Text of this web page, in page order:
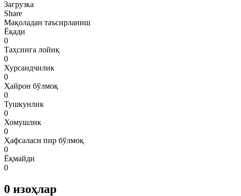
Загрузка
Share
Мақоладан таъсирланиш
Ёқади
0
Таҳсинга лойиқ
0
Хурсандчилик
0
Ҳайрон бўлмоқ
0
Тушкунлик
0
Хомушлик
0
Ҳафсаласи пир бўлмоқ
0
Ёқмайди
0
0 изоҳлар